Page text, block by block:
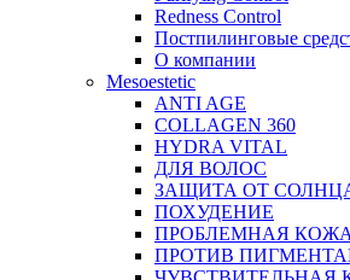
Redness Control
Постпилинговые
О компании
Mesoestetic
ANTI AGE
COLLAGEN 360
HYDRA VITAL
ДЛЯ ВОЛОС
ЗАЩИТА ОТ
ПОХУДЕНИЕ
ПРОБЛЕМНАЯ КОЖА
ПРОТИВ